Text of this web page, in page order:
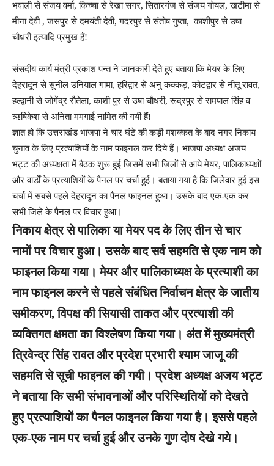
भवाली से संजय वर्मा, किच्चा से रेखा सगर, सितारगंज से संजय गोयल, खटीमा से
मीना देवी , जसपुर से दमयंती देवी, गदरपुर से संतोष गुप्ता, काशीपुर से उषा
चौधरी इत्यादि प्रमुख हैं!
संसदीय कार्य मंत्री प्रकाश पन्त ने जानकारी देते हुए बताया कि मेयर के लिए
देहरादून से सुनील उनियाल गामा, हरिद्वार से अनु कक्कड़, कोटद्वार से नीतू रावत,
हल्द्वानी से जोगेंद्र रौतेला, काशी पुर से उषा चौधरी, रूद्रपुर से रामपाल सिंह व
ऋषिकेश से अनिता ममगाई नामित की गयी हैं!
ज्ञात हो कि उत्तराखंड भाजपा ने चार घंटे की कड़ी मशक्कत के बाद नगर निकाय
चुनाव के लिए प्रत्याशियों के नाम फाइनल कर दिये हैं। भाजपा अध्यक्ष अजय
भट्ट की अध्यक्षता में बैठक शुरू हुई जिसमें सभी जिलों से आये मेयर, पालिकाध्यक्षों
और वार्डों के प्रत्याशियों के पैनल पर चर्चा हुई। बताया गया है कि जिलेवार हुई इस
चर्चा में सबसे पहले देहरादून का पैनल फाइनल हुआ। उसके बाद एक-एक कर
सभी जिले के पैनल पर विचार हुआ।
निकाय क्षेत्र से पालिका या मेयर पद के लिए तीन से चार
नामों पर विचार हुआ। उसके बाद सर्व सहमति से एक नाम को
फाइनल किया गया। मेयर और पालिकाध्यक्ष के प्रत्याशी का
नाम फाइनल करने से पहले संबंधित निर्वाचन क्षेत्र के जातीय
समीकरण, विपक्ष की सियासी ताकत और प्रत्याशी की
व्यक्तिगत क्षमता का विश्लेषण किया गया। अंत में मुख्यमंत्री
त्रिवेन्द्र सिंह रावत और प्रदेश प्रभारी श्याम जाजू की
सहमति से सूची फाइनल की गयी। प्रदेश अध्यक्ष अजय भट्ट
ने बताया कि सभी संभावनाओं और परिस्थितियों को देखते
हुए प्रत्याशियों का पैनल फाइनल किया गया है। इससे पहले
एक-एक नाम पर चर्चा हुई और उनके गुण दोष देखे गये।